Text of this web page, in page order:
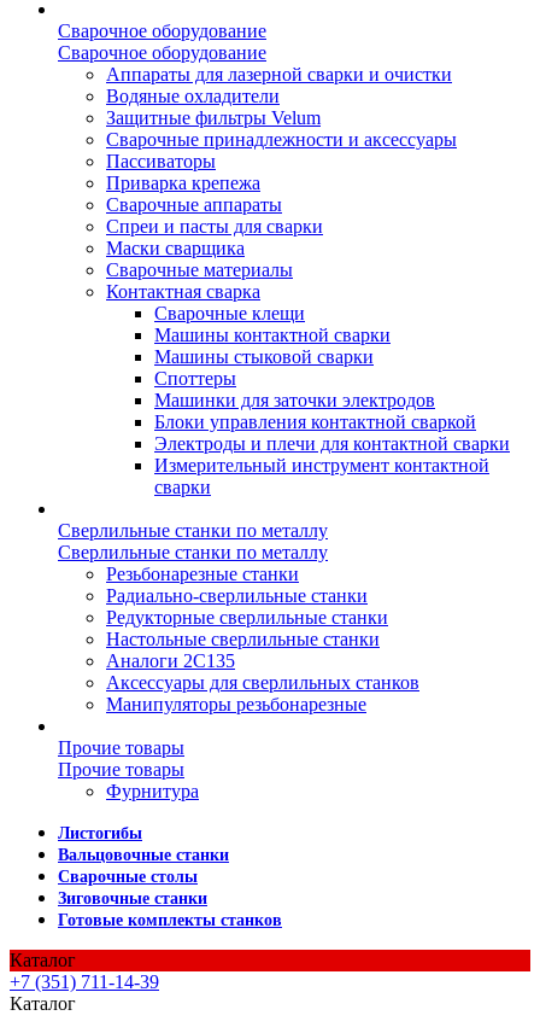
Сварочное оборудование
Сварочное оборудование
Аппараты для лазерной сварки и очистки
Водяные охладители
Защитные фильтры Velum
Сварочные принадлежности и аксессуары
Пассиваторы
Приварка крепежа
Сварочные аппараты
Спреи и пасты для сварки
Маски сварщика
Сварочные материалы
Контактная сварка
Сварочные клещи
Машины контактной сварки
Машины стыковой сварки
Споттеры
Машинки для заточки электродов
Блоки управления контактной сваркой
Электроды и плечи для контактной сварки
Измерительный инструмент контактной
сварки
Сверлильные станки по металлу
Сверлильные станки по металлу
Резьбонарезные станки
Радиально-сверлильные станки
Редукторные сверлильные станки
Настольные сверлильные станки
Аналоги 2С135
Аксессуары для сверлильных станков
Манипуляторы резьбонарезные
Прочие товары
Прочие товары
Фурнитура
Листогибы
Вальцовочные станки
Сварочные столы
Зиговочные станки
Готовые комплекты станков
Каталог
+7 (351) 711-14-39
Каталог